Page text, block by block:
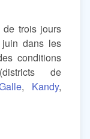
de trois jours
dans les
conditions
de
, Kandy,